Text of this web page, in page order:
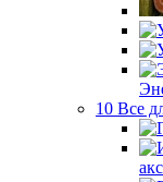
10 Все